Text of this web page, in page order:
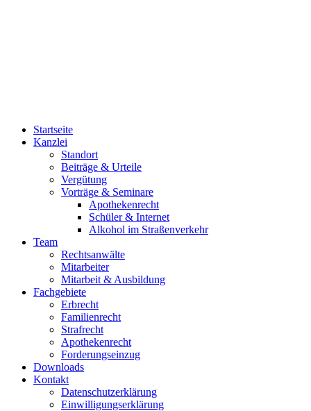
Startseite
Kanzlei
Standort
Beiträge & Urteile
Vergütung
Vorträge & Seminare
Apothekenrecht
Schüler & Internet
Alkohol im Straßenverkehr
Team
Rechtsanwälte
Mitarbeiter
Mitarbeit & Ausbildung
Fachgebiete
Erbrecht
Familienrecht
Strafrecht
Apothekenrecht
Forderungseinzug
Downloads
Kontakt
Datenschutzerklärung
Einwilligungserklärung